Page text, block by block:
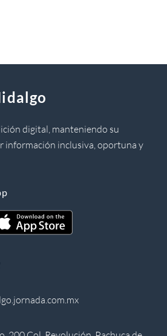
digital, manteniendo su
información inclusiva, oportuna y